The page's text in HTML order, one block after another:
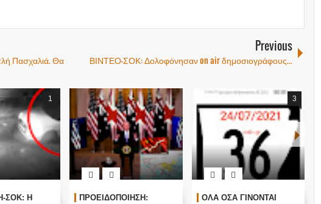
Πασχαλιά. Θα
Previous
ΒΙΝΤΕΟ-ΣΟΚ: Δολοφόνησαν on air δημοσιογράφους...
1
ΣΟΚ: Η
ΠΡΟΕΙΔΟΠΟΙΗΣΗ:
3
ΟΛΑ ΟΣΑ ΓΙΝΟΝΤΑΙ